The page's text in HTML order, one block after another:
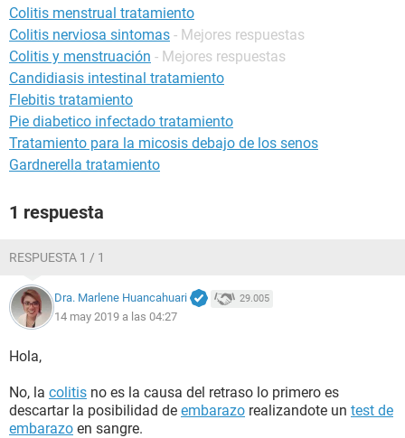
Colitis menstrual tratamiento
Colitis nerviosa sintomas - Mejores respuestas
Colitis y menstruación - Mejores respuestas
Candidiasis intestinal tratamiento
Flebitis tratamiento
Pie diabetico infectado tratamiento
Tratamiento para la micosis debajo de los senos
Gardnerella tratamiento
1 respuesta
RESPUESTA 1 / 1
Dra. Marlene Huancahuari 29.005
14 may 2019 a las 04:27
Hola,
No, la colitis no es la causa del retraso lo primero es
descartar la posibilidad de embarazo realizandote un test de
embarazo en sangre.